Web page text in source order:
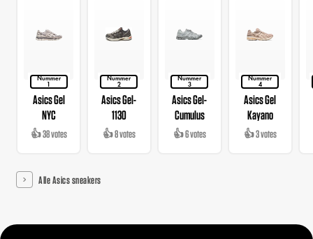
Nummer
1
Asics Gel
NYC
👍 38 votes
Nummer
2
Asics Gel-
1130
👍 8 votes
Nummer
3
Asics Gel-
Cumulus
👍 6 votes
Nummer
4
Asics Gel
Kayano
👍 3 votes
Alle Asics sneakers